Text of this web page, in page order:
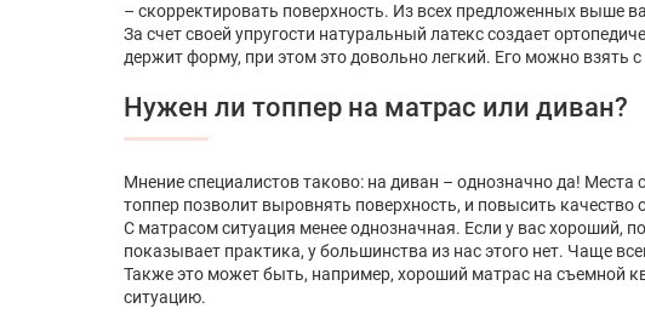
– скорректировать поверхность. Из всех предложенных выше
За счет своей упругости натуральный латекс создает
держит форму, при этом это довольно легкий. Его можно взять
Нужен ли топпер на матрас или диван?
Мнение специалистов таково: на диван – однозначно да!
топпер позволит выровнять поверхность, и повысить
С матрасом ситуация менее однозначная. Если у вас хороший,
показывает практика, у большинства из нас этого нет. Чаще
Также это может быть, например, хороший матрас на съемной
ситуацию.